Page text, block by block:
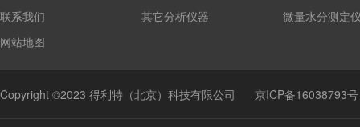
联系我们
网站地图
其它分析仪器
微量水分测定
Copyright ©2023 得利特（北京）科技有限公司 京ICP备16038793号